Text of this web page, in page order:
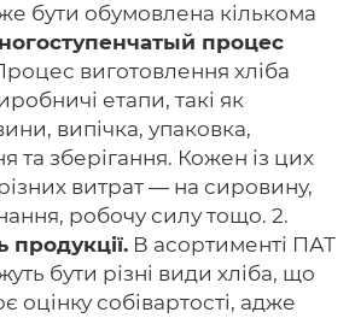
бути обумовлена ​​кількома
процес
виготовлення хліба
етапи, такі як
випічка, упаковка,
та зберігання. Кожен із цих
витрат — на сировину,
робочу силу тощо. 2.
продукції. В асортименті ПАТ
бути різні види хліба, що
оцінку собівартості, адже
Авторам
Умови